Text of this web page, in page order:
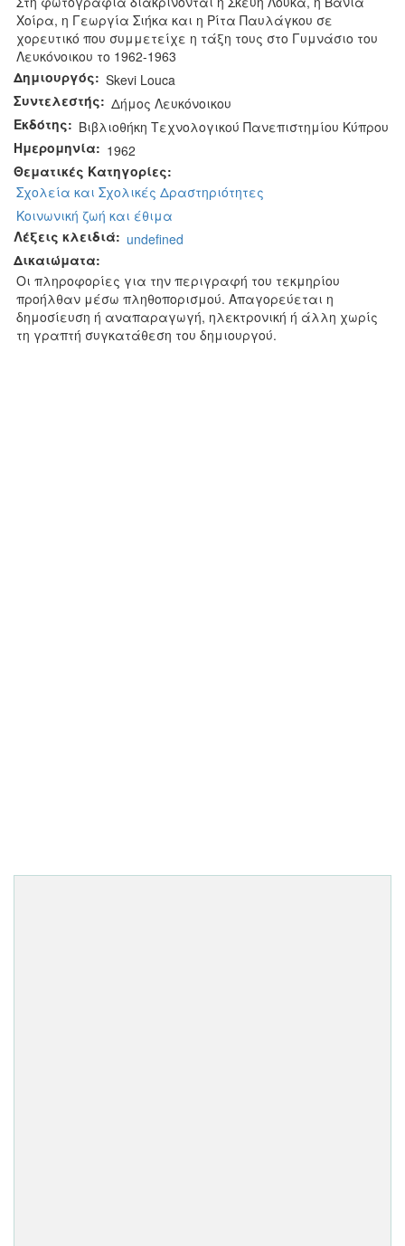
Χοίρα, η Γεωργία Σιήκα και η Ρίτα Παυλάγκου σε
χορευτικό που συμμετείχε η τάξη τους στο Γυμνάσιο του
Λευκόνοικου το 1962-1963
Δημιουργός: Skevi Louca
Συντελεστής: Δήμος Λευκόνοικου
Εκδότης: Βιβλιοθήκη Τεχνολογικού Πανεπιστημίου Κύπρου
Ημερομηνία: 1962
Θεματικές Κατηγορίες:
Σχολεία και Σχολικές Δραστηριότητες
Κοινωνική ζωή και έθιμα
Λέξεις κλειδιά: undefined
Δικαιώματα:
Οι πληροφορίες για την περιγραφή του τεκμηρίου
προήλθαν μέσω πληθοπορισμού. Απαγορεύεται η
δημοσίευση ή αναπαραγωγή, ηλεκτρονική ή άλλη χωρίς
τη γραπτή συγκατάθεση του δημιουργού.